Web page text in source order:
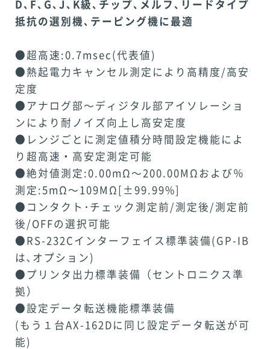
D､F､G､J､K級､チップ､メルフ､リードタイプ
抵抗の選別機､ テーピング機に最適
●超高速:0.7msec(代表値)
●熱起電力キャンセル測定により高精度/高安
定度
●アナログ部～ディジタル部アイソレーショ
ンにより耐ノイズ向上し高安定度
●レンジごとに測定値積分時間設定機能によ
り超高速・高安定測定可能
●絶対値測定:0.00mΩ～200.00MΩおよび％
測定:5mΩ～109MΩ[±99.99%]
●コンタクト･チェック測定前/測定後/測定前
後/OFFの選択可能
●RS-232Cインターフェイス標準装備(GP-IB
は､オプション)
●プリンタ出力標準装備（セントロニクス準
拠）
●設定データ転送機能標準装備
(もう１台AX-162Dに同じ設定データ転送が可
能)